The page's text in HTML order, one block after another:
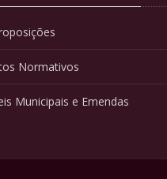
Normativos
Municipais e Emendas